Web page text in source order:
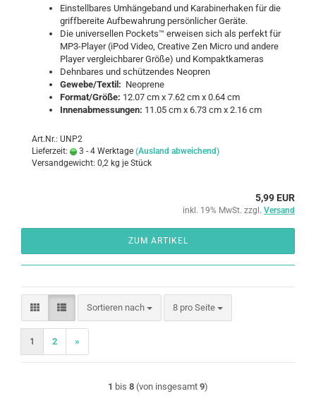
Ein­stell­ba­res Um­hän­ge­band und Ka­ra­bi­ner­ha­ken für die
griff­be­rei­te Auf­be­wah­rung per­sön­li­cher Ge­rä­te.
Die uni­ver­sel­len Po­ckets™ er­wei­sen sich als per­fekt für
MP3-​Player (iPod Video, Crea­ti­ve Zen Micro und an­de­re
Play­er ver­gleich­ba­rer Größe) und Kom­pakt­ka­me­ras
Dehn­ba­res und schüt­zen­des Neo­pren
Ge­we­be/Tex­til: Neo­pre­ne
For­mat/Größe: 12.07 cm x 7.62 cm x 0.64 cm
In­nen­ab­mes­sun­gen: 11.05 cm x 6.73 cm x 2.16 cm
Art.Nr.: UNP2
Lieferzeit:
3 - 4 Werktage (Ausland abweichend)
Versandgewicht: 0,2 kg je Stück
5,99 EUR
inkl. 19% MwSt. zzgl. Versand
ZUM ARTIKEL
Sortieren nach
Sortieren nach 8 pro Seite
pro Seite
1 2 »
1 bis 8 (von insgesamt 9)